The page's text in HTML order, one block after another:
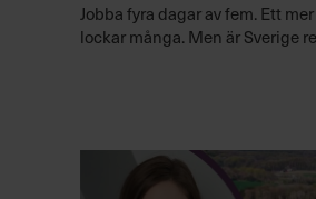
Jobba fyra dagar av fem. Ett
lockar många. Men är Sverige